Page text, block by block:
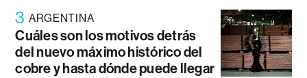
3 ARGENTINA
Cuáles son los motivos detrás
del nuevo máximo histórico del
cobre y hasta dónde puede llegar